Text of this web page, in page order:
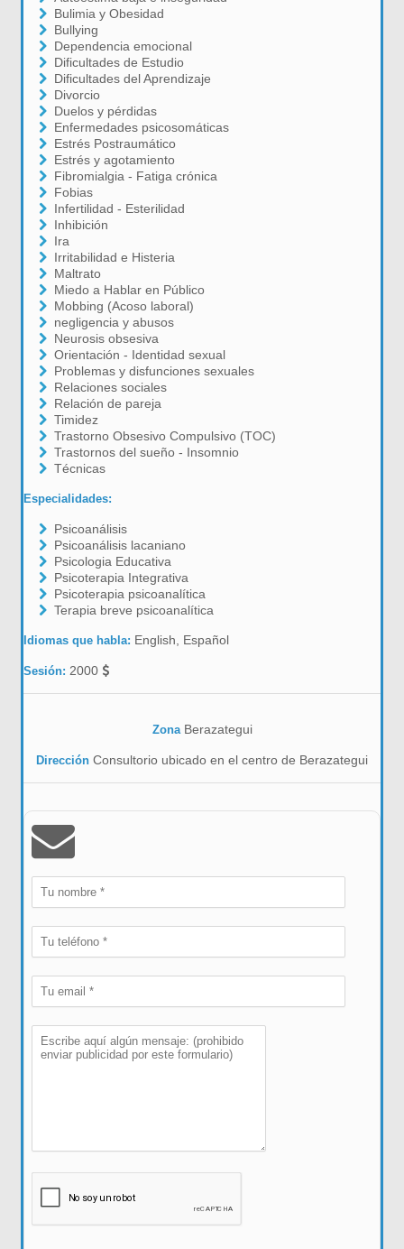
Bulimia y Obesidad
Bullying
Dependencia emocional
Dificultades de Estudio
Dificultades del Aprendizaje
Divorcio
Duelos y pérdidas
Enfermedades psicosomáticas
Estrés Postraumático
Estrés y agotamiento
Fibromialgia - Fatiga crónica
Fobias
Infertilidad - Esterilidad
Inhibición
Ira
Irritabilidad e Histeria
Maltrato
Miedo a Hablar en Público
Mobbing (Acoso laboral)
negligencia y abusos
Neurosis obsesiva
Orientación - Identidad sexual
Problemas y disfunciones sexuales
Relaciones sociales
Relación de pareja
Timidez
Trastorno Obsesivo Compulsivo (TOC)
Trastornos del sueño - Insomnio
Técnicas
Especialidades:
Psicoanálisis
Psicoanálisis lacaniano
Psicologia Educativa
Psicoterapia Integrativa
Psicoterapia psicoanalítica
Terapia breve psicoanalítica
Idiomas que habla: English, Español
Sesión:2000
Zona Berazategui
Dirección Consultorio ubicado en el centro de Berazategui